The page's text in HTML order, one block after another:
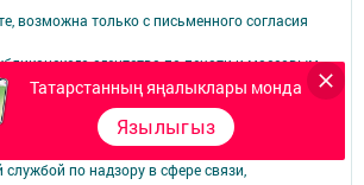
Татарстанның яңалыклары монда
Язылыгыз
возможна только с письменного согласия
агентства по печати и массовым
газета (город Бугульма)
СМИ, дата: ЭЛ № ФС 77 – 67939 от
по надзору в сфере связи,